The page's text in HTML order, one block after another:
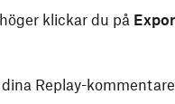
klickar du på
Replay-